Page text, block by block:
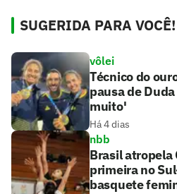
SUGERIDA PARA VOCÊ!
vôlei
Técnico do
pausa de
muito'
Há 4 dias
nbb
Brasil atropela
primeira no
basquete